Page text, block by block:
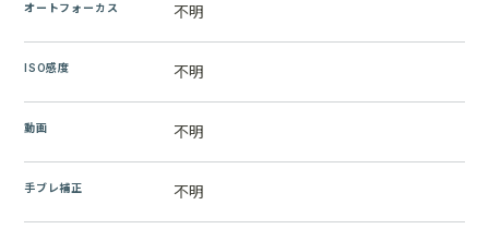
オートフォーカス 不明
ISO感度 不明
動画 不明
手ブレ補正 不明